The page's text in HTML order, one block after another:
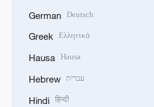
German Deutsch
Greek Ελληνικά
Hausa Hausa
Hebrew עברית
Hindi हिन्दी